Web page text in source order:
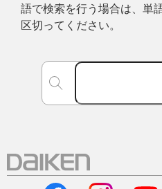
語で検索を行う場合は、単
区切ってください。